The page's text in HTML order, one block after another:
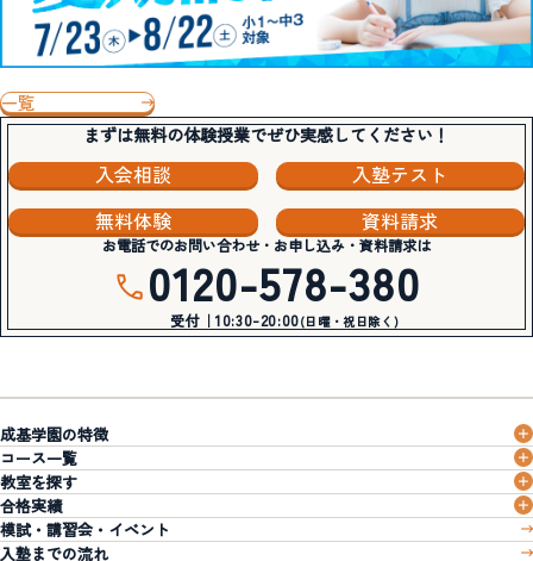
一覧
まずは無料の体験授業でぜひ実感してください！
入会相談
入塾テスト
無料体験
資料請求
お電話でのお問い合わせ・お申し込み・資料請求は
0120-578-380
受付｜10:30-20:00(日曜・祝日除く)
成基学園の特徴
コース一覧
教室を探す
合格実績
模試・講習会・イベント
入塾までの流れ